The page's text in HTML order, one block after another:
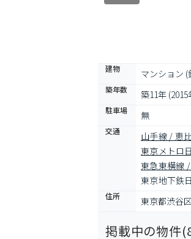
建物 マンション
築年数 築11年 (2015
駐車場 無
交通 山手線 / 恵
東京メトロ
東急東横線
東京地下鉄
住所 東京都渋谷
掲載中の物件(